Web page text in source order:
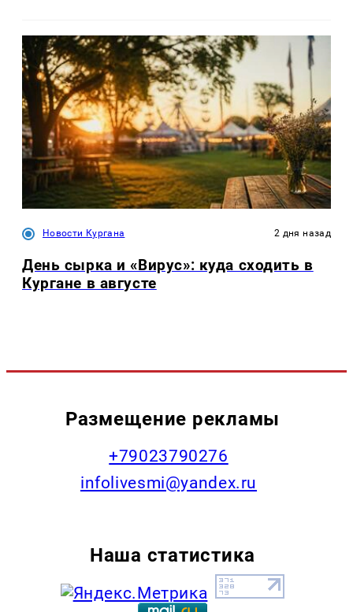
Новости Кургана 2 дня назад
День сырка и «Вирус»: куда сходить в
Кургане в августе
Размещение рекламы
+79023790276
infolivesmi@yandex.ru
Наша статистика